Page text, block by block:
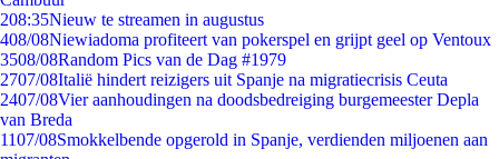
208:35Nieuw te streamen in augustus
408/08Niewiadoma profiteert van pokerspel en grijpt geel op Ventoux
3508/08Random Pics van de Dag #1979
2707/08Italië hindert reizigers uit Spanje na migratiecrisis Ceuta
2407/08Vier aanhoudingen na doodsbedreiging burgemeester Depla
van Breda
1107/08Smokkelbende opgerold in Spanje, verdienden miljoenen aan